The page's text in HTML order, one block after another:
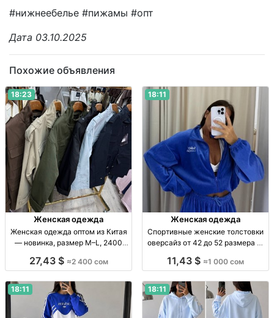
#нижнеебелье #пижамы #опт
Дата 03.10.2025
Похожие объявления
18:23
Женская одежда
Женская одежда оптом из Китая
— новинка, размер M–L, 2400
новинка, р-р M–L, Китай, 2400
27,43 $ ≈2 400 сом
18:11
Женская одежда
Спортивные женские толстовки
оверсайз от 42 до 52 размера —
р-р 42–52, 7 цветов, отл. кач-во,
11,43 $ ≈1 000 сом
18:11 18:11